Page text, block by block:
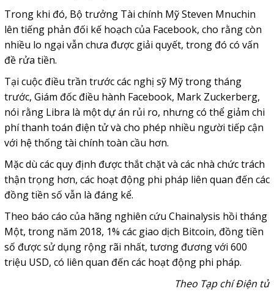
Trong khi đó, Bộ trưởng Tài chính Mỹ Steven Mnuchin
lên tiếng phản đối kế hoạch của Facebook, cho rằng còn
nhiều lo ngại vẫn chưa được giải quyết, trong đó có vấn
đề rửa tiền.
Tại cuộc điều trần trước các nghị sỹ Mỹ trong tháng
trước, Giám đốc điều hành Facebook, Mark Zuckerberg,
nói rằng Libra là một dự án rủi ro, nhưng có thể giảm chi
phí thanh toán điện tử và cho phép nhiều người tiếp cận
với hệ thống tài chính toàn cầu hơn.
Mặc dù các quy định được thắt chặt và các nhà chức trách
thận trọng hơn, các hoạt động phi pháp liên quan đến các
đồng tiền số vẫn là đáng kể.
Theo báo cáo của hãng nghiên cứu Chainalysis hồi tháng
Một, trong năm 2018, 1% các giao dịch Bitcoin, đồng tiền
số được sử dụng rộng rãi nhất, tương đương với 600
triệu USD, có liên quan đến các hoạt động phi pháp.
Theo Tạp chí Điện tử